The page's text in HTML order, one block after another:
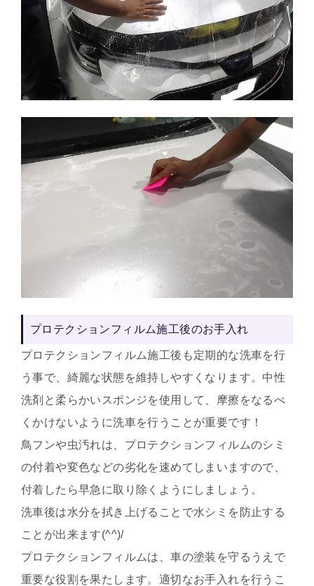
プロテクションフィルム施工後のお手入れ
プロテクションフィルム施工後も定期的な洗車を行
う事で、綺麗な状態を維持しやすくなります。中性
洗剤と柔らかいスポンジを使用して、摩擦をなるべ
くかけないように洗車を行うことが重要です！
鳥フンや虫汚れは、プロテクションフィルムのシミ
の付着や変色などの劣化を速めてしまいますので、
付着したら早急に取り除くようにしましょう。
洗車後は水分を拭き上げることで水シミを防止する
ことが出来ます(^^)/
プロテクションフィルムは、車の塗装を守るうえで
重要な役割を果たします。適切なお手入れを行うこ